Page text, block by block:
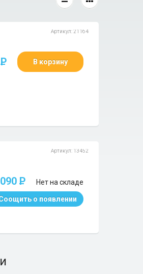
Артикул: 21164
P В корзину
Артикул: 13452
P Нет на складе
о появлении